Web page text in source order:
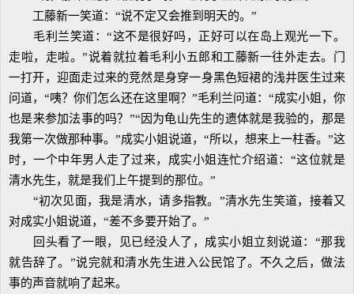
工藤新一笑道：“说不定又会推到明天的。”
毛利兰笑道：“这不是很好吗，正好可以在岛上观光一下。
走啦，走啦。”说着就拉着毛利小五郎和工藤新一往外走去。门
一打开，迎面走过来的竞然是身穿一身黑色短裙的浅井医生过来
问道，“咦？你们怎么还在这里啊？”毛利兰问道：“成实小姐，你
也是来参加法事的吗？”“因为龟山先生的遗体就是我验的，那是
我第一次做那种事。”成实小姐说道，“所以，想来上一柱香。”这
时，一个中年男人走了过来，成实小姐连忙介绍道：“这位就是
清水先生，就是我们上午提到的那位。”
“初次见面，我是清水，请多指教。”清水先生笑道，接着又
对成实小姐说道，“差不多要开始了。”
回头看了一眼，见已经没人了，成实小姐立刻说道：“那我
就告辞了。”说完就和清水先生进入公民馆了。不久之后，做法
事的声音就响了起来。